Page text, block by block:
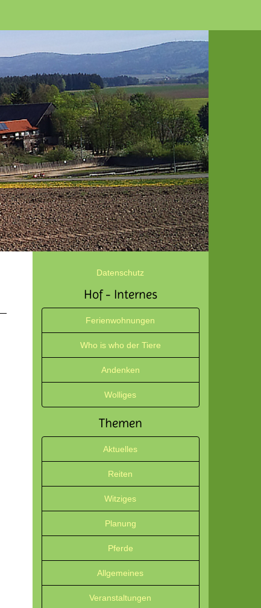
Datenschutz
Hof - Internes
Ferienwohnungen
Who is who der Tiere
Andenken
Wolliges
Themen
Aktuelles
Reiten
Witziges
Planung
Pferde
Allgemeines
Veranstaltungen